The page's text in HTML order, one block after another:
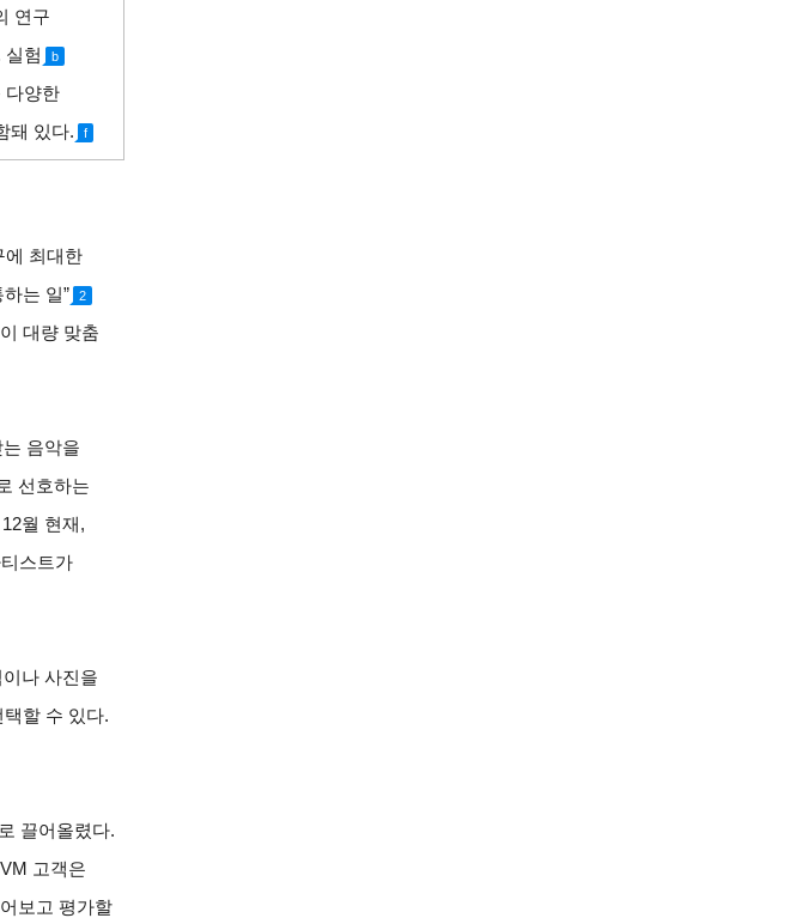
연구
실험
b
다양한
돼 있다. f
에 최대한
는 일”
2
대량 맞춤
음악을
선호하는
월 현재,
스트가
나 사진을
할 수 있다.
끌어올렸다.
고객은
보고 평가할